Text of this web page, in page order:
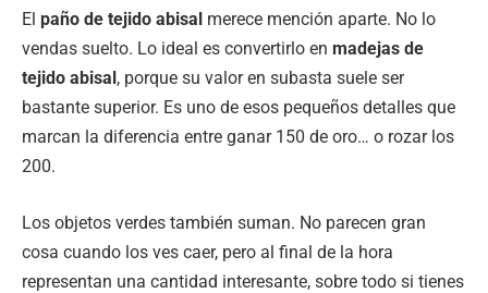
El paño de tejido abisal merece mención aparte. No lo
vendas suelto. Lo ideal es convertirlo en madejas de
tejido abisal, porque su valor en subasta suele ser
bastante superior. Es uno de esos pequeños detalles que
marcan la diferencia entre ganar 150 de oro… o rozar los
200.
Los objetos verdes también suman. No parecen gran
cosa cuando los ves caer, pero al final de la hora
representan una cantidad interesante, sobre todo si tienes